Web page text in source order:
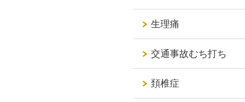
生理痛
交通事故むち打ち
頚椎症